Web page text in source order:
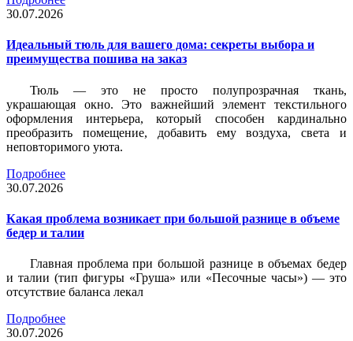
30.07.2026
Идеальный тюль для вашего дома: секреты выбора и
преимущества пошива на заказ
Тюль — это не просто полупрозрачная ткань,
украшающая окно. Это важнейший элемент текстильного
оформления интерьера, который способен кардинально
преобразить помещение, добавить ему воздуха, света и
неповторимого уюта.
Подробнее
30.07.2026
Какая проблема возникает при большой разнице в объеме
бедер и талии
Главная проблема при большой разнице в объемах бедер
и талии (тип фигуры «Груша» или «Песочные часы») — это
отсутствие баланса лекал
Подробнее
30.07.2026